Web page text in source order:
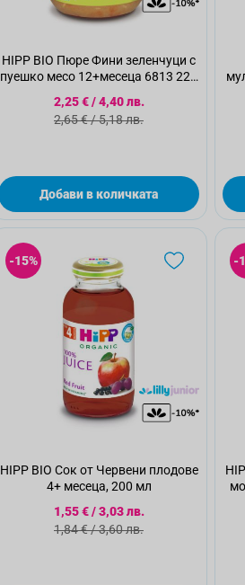
HIPP BIO Пюре Фини зеленчуци с
пуешко месо 12+месеца 6813 220
Специална цена
2,25 €/4,40 лв.
Стандартна цена
2,65 €/5,18 лв.
Добави в количката
-15%
HIPP BIO Сок от Червени плодове
4+ месеца, 200 мл
Специална цена
1,55 €/3,03 лв.
Стандартна цена
1,84 €/3,60 лв.
-